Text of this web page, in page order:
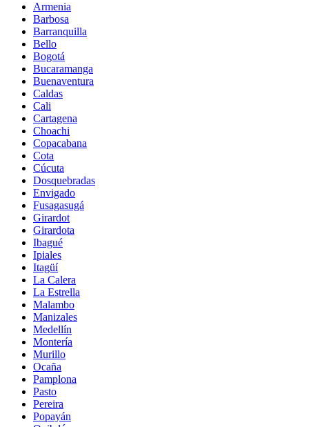
Armenia
Barbosa
Barranquilla
Bello
Bogotá
Bucaramanga
Buenaventura
Caldas
Cali
Cartagena
Choachi
Copacabana
Cota
Cúcuta
Dosquebradas
Envigado
Fusagasugá
Girardot
Girardota
Ibagué
Ipiales
Itagüí
La Calera
La Estrella
Malambo
Manizales
Medellín
Montería
Murillo
Ocaña
Pamplona
Pasto
Pereira
Popayán